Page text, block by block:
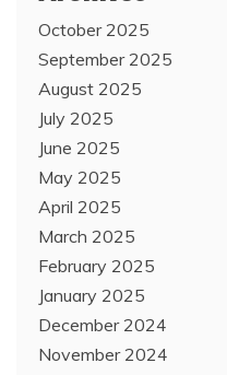
October 2025
September 2025
August 2025
July 2025
June 2025
May 2025
April 2025
March 2025
February 2025
January 2025
December 2024
November 2024